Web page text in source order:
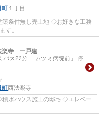
町 １丁目
条件無し売土地 ◇お好きな工務
す。
楽寺 一戸建
バス22分 「ムツミ病院前」 停
町西法楽寺
水ハウス施工の邸宅 ◇エレベー